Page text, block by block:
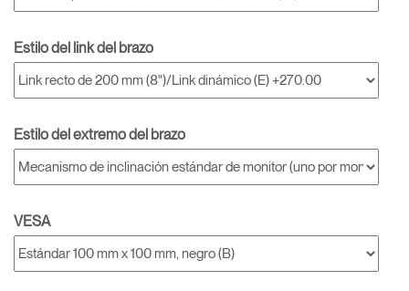
Estilo del link del brazo
Estilo del extremo del brazo
VESA